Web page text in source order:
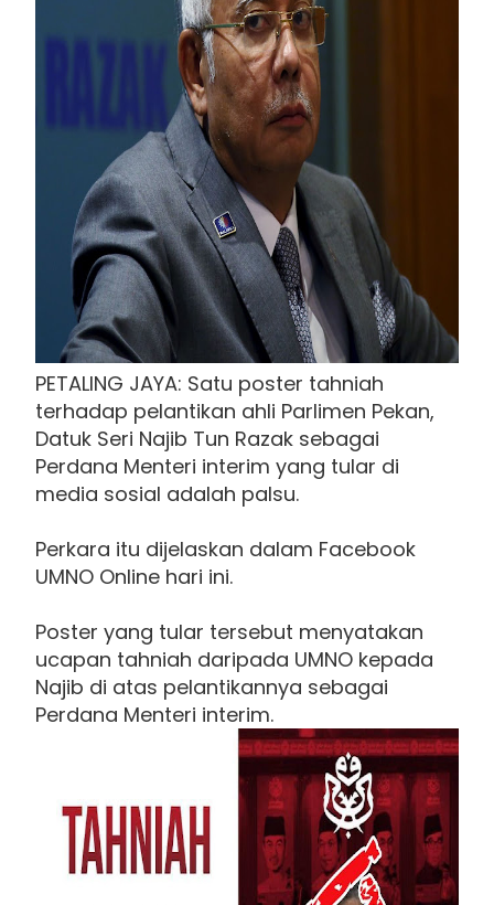
PETALING JAYA: Satu poster tahniah
terhadap pelantikan ahli Parlimen Pekan,
Datuk Seri Najib Tun Razak sebagai
Perdana Menteri interim yang tular di
media sosial adalah palsu.
Perkara itu dijelaskan dalam Facebook
UMNO Online hari ini.
Poster yang tular tersebut menyatakan
ucapan tahniah daripada UMNO kepada
Najib di atas pelantikannya sebagai
Perdana Menteri interim.